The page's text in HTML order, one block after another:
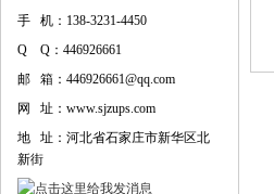
手 机：138-3231-4450
Q Q：446926661
邮 箱：446926661@qq.com
网 址：www.sjzups.com
地 址：河北省石家庄市新华区北
新街